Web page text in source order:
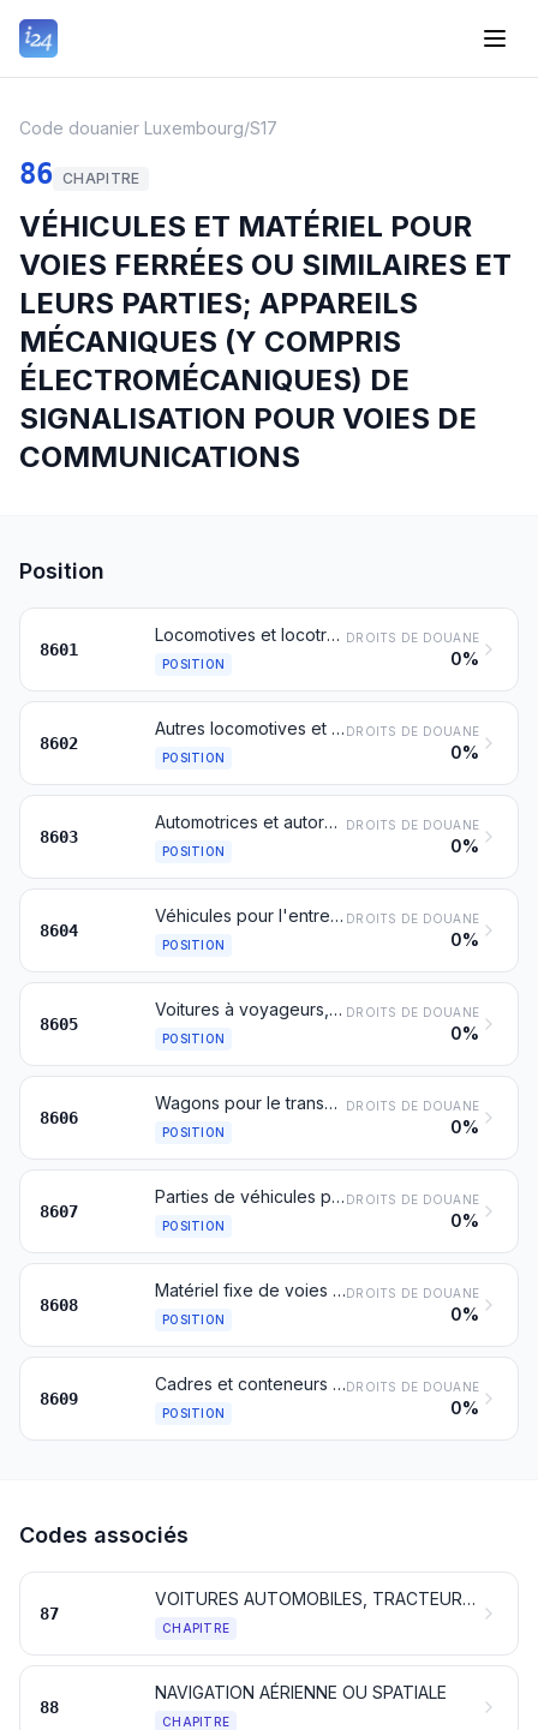
Code douanier Luxembourg/S17
86 CHAPITRE
VÉHICULES ET MATÉRIEL POUR
VOIES FERRÉES OU SIMILAIRES ET
LEURS PARTIES; APPAREILS
MÉCANIQUES (Y COMPRIS
ÉLECTROMÉCANIQUES) DE
SIGNALISATION POUR VOIES DE
COMMUNICATIONS
Position
8601
Locomotives et locotracteurs, à source extérieure d'électricité ou à accumulateurs électriques
POSITION
DROITS DE DOUANE
0%
8602
Autres locomotives et locotracteurs; tenders
POSITION
DROITS DE DOUANE
0%
8603
Automotrices et autorails, autres que ceux du no 8604
POSITION
DROITS DE DOUANE
0%
8604
Véhicules pour l'entretien ou le service des voies ferrées ou similaires, même autopropulsés (wagons-ateliers, wagons-grues, wagons équipés de bourreuses à ballast, aligneuses pour voies, voitures d'essais et draisines, par exemple)
POSITION
DROITS DE DOUANE
0%
8605
Voitures à voyageurs, fourgons à bagages, voitures postales et autres voitures spéciales, pour voies ferrées ou similaires (à l'exclusion des voitures du no 8604)
POSITION
DROITS DE DOUANE
0%
8606
Wagons pour le transport sur rail de marchandises
POSITION
DROITS DE DOUANE
0%
8607
Parties de véhicules pour voies ferrées ou similaires
POSITION
DROITS DE DOUANE
0%
8608
Matériel fixe de voies ferrées ou similaires; appareils mécaniques (y compris électromécaniques) de signalisation, de sécurité, de contrôle ou de commande pour voies ferrées ou similaires, routières ou fluviales, aires ou parcs de stationnement, installations portuaires ou aérodromes; leurs parties
POSITION
DROITS DE DOUANE
0%
8609
Cadres et conteneurs (y compris les conteneurs-citernes et les conteneurs-réservoirs) spécialement conçus et équipés pour un ou plusieurs modes de transport
POSITION
DROITS DE DOUANE
0%
Codes associés
87
VOITURES AUTOMOBILES, TRACTEURS, CYCLES ET AUTRES VÉHICULES TERRESTRES, LEURS PARTIES ET ACCESSOIRES
CHAPITRE
88
NAVIGATION AÉRIENNE OU SPATIALE
CHAPITRE